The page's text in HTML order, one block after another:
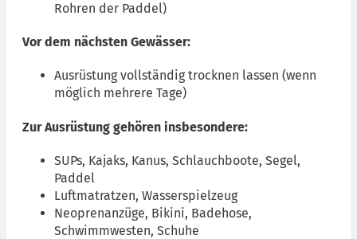
Rohren der Paddel)
Vor dem nächsten Gewässer:
Ausrüstung vollständig trocknen lassen (wenn
möglich mehrere Tage)
Zur Ausrüstung gehören insbesondere:
SUPs, Kajaks, Kanus, Schlauchboote, Segel,
Paddel
Luftmatratzen, Wasserspielzeug
Neoprenanzüge, Bikini, Badehose,
Schwimmwesten, Schuhe